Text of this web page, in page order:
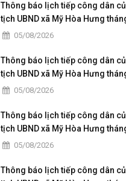
Thông báo lịch tiếp công dân
tịch UBND xã Mỹ Hòa Hưng
năm 2026
05/08/2026
Thông báo lịch tiếp công dân
tịch UBND xã Mỹ Hòa Hưng
năm 2026
05/08/2026
Thông báo lịch tiếp công dân
tịch UBND xã Mỹ Hòa Hưng
năm 2026
05/08/2026
Thông báo lịch tiếp công dân